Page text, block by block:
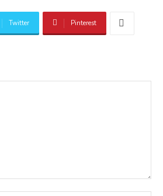
Twitter Pinterest